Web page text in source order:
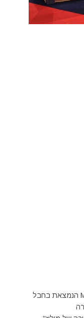
אחת לשנה מתקיים במילוז – Mulhouse הנמצאת בחבל